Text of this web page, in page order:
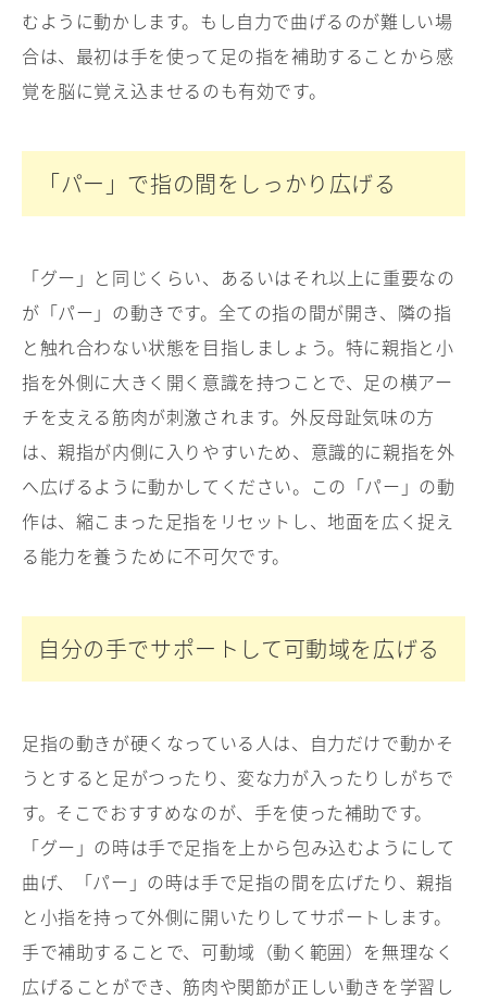
むように動かします。もし自力で曲げるのが難しい場
合は、最初は手を使って足の指を補助することから感
覚を脳に覚え込ませるのも有効です。
「パー」で指の間をしっかり広げる
「グー」と同じくらい、あるいはそれ以上に重要なの
が「パー」の動きです。全ての指の間が開き、隣の指
と触れ合わない状態を目指しましょう。特に親指と小
指を外側に大きく開く意識を持つことで、足の横アー
チを支える筋肉が刺激されます。外反母趾気味の方
は、親指が内側に入りやすいため、意識的に親指を外
へ広げるように動かしてください。この「パー」の動
作は、縮こまった足指をリセットし、地面を広く捉え
る能力を養うために不可欠です。
自分の手でサポートして可動域を広げる
足指の動きが硬くなっている人は、自力だけで動かそ
うとすると足がつったり、変な力が入ったりしがちで
す。そこでおすすめなのが、手を使った補助です。
「グー」の時は手で足指を上から包み込むようにして
曲げ、「パー」の時は手で足指の間を広げたり、親指
と小指を持って外側に開いたりしてサポートします。
手で補助することで、可動域（動く範囲）を無理なく
広げることができ、筋肉や関節が正しい動きを学習し